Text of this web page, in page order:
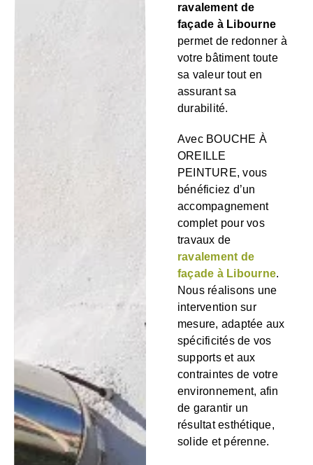
ravalement de
façade à Libourne
permet de redonner à
votre bâtiment toute
sa valeur tout en
assurant sa
durabilité.
Avec BOUCHE À
OREILLE
PEINTURE, vous
bénéficiez d’un
accompagnement
complet pour vos
travaux de
ravalement de
façade à Libourne.
Nous réalisons une
intervention sur
mesure, adaptée aux
spécificités de vos
supports et aux
contraintes de votre
environnement, afin
de garantir un
résultat esthétique,
solide et pérenne.